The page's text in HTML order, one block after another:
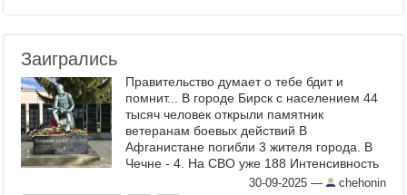
Заигрались
Правительство думает о тебе бдит и
помнит... В городе Бирск с населением 44
тысяч человек открыли памятник
ветеранам боевых действий В
Афганистане погибли 3 жителя города. В
Чечне - 4. На СВО уже 188 Интенсивность
боевых действий возрастает. За 22 и 23
30-09-2025 — chehonin